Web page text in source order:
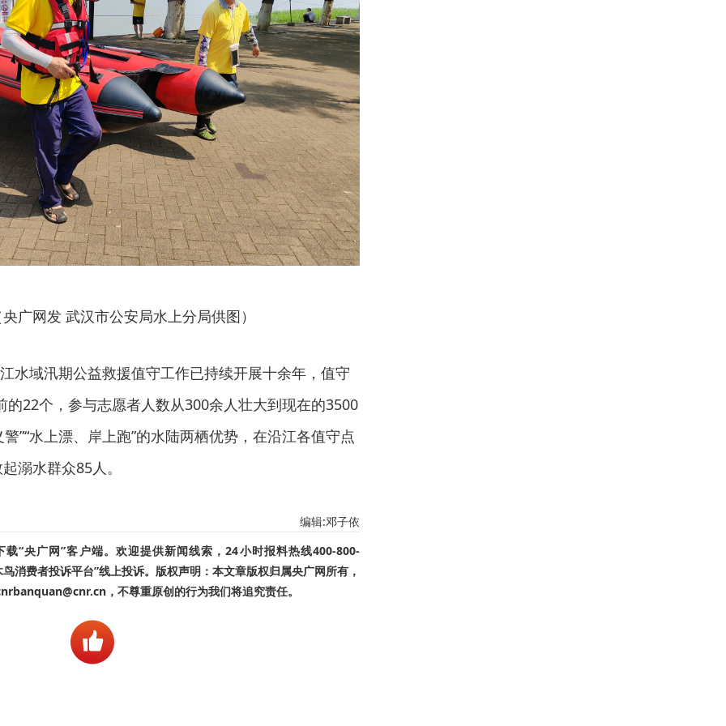
广网发 武汉市公安局水上分局供图）
水域汛期公益救援值守工作已持续开展十余年，值守
的22个，参与志愿者人数从300余人壮大到现在的3500
”“水上漂、岸上跑”的水陆两栖优势，在沿江各值守点
溺水群众85人。
编辑:邓子依
“央广网”客户端。欢迎提供新闻线索，24小时报料热线400-800-
消费者投诉平台”线上投诉。版权声明：本文章版权归属央广网所有，
，不尊重原创的行为我们将追究责任。